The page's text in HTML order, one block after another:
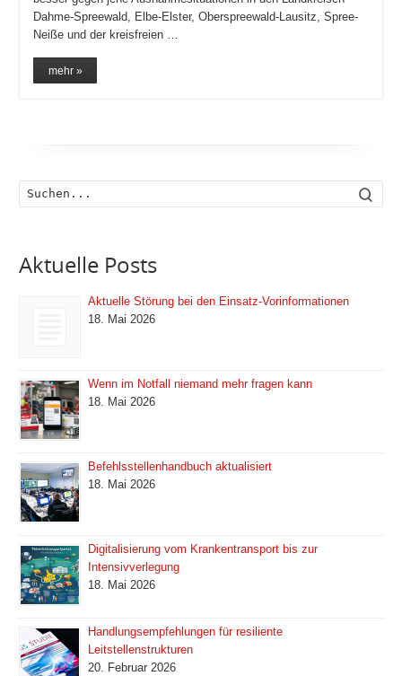
Dahme-Spreewald, Elbe-Elster, Oberspreewald-Lausitz, Spree-
Neiße und der kreisfreien …
mehr »
Aktuelle Posts
Aktuelle Störung bei den Einsatz-Vorinformationen
18. Mai 2026
Wenn im Notfall niemand mehr fragen kann
18. Mai 2026
Befehlsstellenhandbuch aktualisiert
18. Mai 2026
Digitalisierung vom Krankentransport bis zur
Intensivverlegung
18. Mai 2026
Handlungsempfehlungen für resiliente
Leitstellenstrukturen
20. Februar 2026